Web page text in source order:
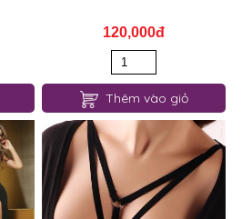
120,000đ
Thêm vào giỏ